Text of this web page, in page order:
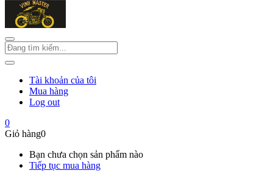
Tài khoản của tôi
Mua hàng
Log out
0
Giỏ hàng0
Bạn chưa chọn sản phẩm nào
Tiếp tục mua hàng